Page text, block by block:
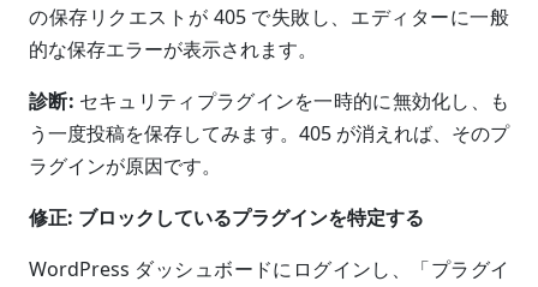
の保存リクエストが 405 で失敗し、エディターに一般
的な保存エラーが表示されます。
診断: セキュリティプラグインを一時的に無効化し、も
う一度投稿を保存してみます。405 が消えれば、そのプ
ラグインが原因です。
修正: ブロックしているプラグインを特定する
WordPress ダッシュボードにログインし、「プラグイ